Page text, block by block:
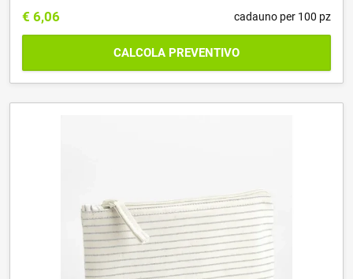
€ 6,06 cadauno per 100 pz
CALCOLA PREVENTIVO